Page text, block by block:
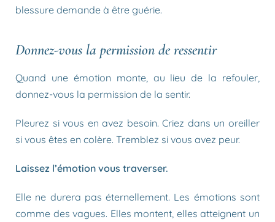
blessure demande à être guérie.
Donnez-vous la permission de ressentir
Quand une émotion monte, au lieu de la refouler,
donnez-vous la permission de la sentir.
Pleurez si vous en avez besoin. Criez dans un oreiller
si vous êtes en colère. Tremblez si vous avez peur.
Laissez l’émotion vous traverser.
Elle ne durera pas éternellement. Les émotions sont
comme des vagues. Elles montent, elles atteignent un